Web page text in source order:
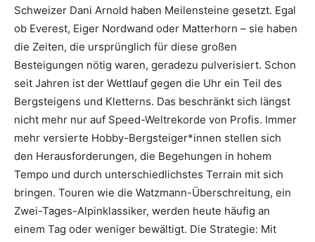
Schweizer Dani Arnold haben Meilensteine gesetzt. Egal
ob Everest, Eiger Nordwand oder Matterhorn – sie haben
die Zeiten, die ursprünglich für diese großen
Besteigungen nötig waren, geradezu pulverisiert. Schon
seit Jahren ist der Wettlauf gegen die Uhr ein Teil des
Bergsteigens und Kletterns. Das beschränkt sich längst
nicht mehr nur auf Speed-Weltrekorde von Profis. Immer
mehr versierte Hobby-Bergsteiger*innen stellen sich
den Herausforderungen, die Begehungen in hohem
Tempo und durch unterschiedlichstes Terrain mit sich
bringen. Touren wie die Watzmann-Überschreitung, ein
Zwei-Tages-Alpinklassiker, werden heute häufig an
einem Tag oder weniger bewältigt. Die Strategie: Mit